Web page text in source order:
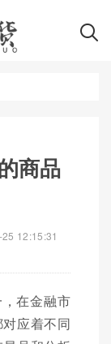
商品
12:15:31
在金融市
应着不同